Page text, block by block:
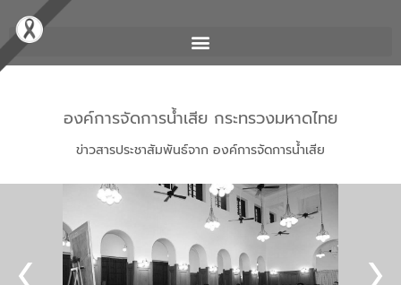
องค์การจัดการน้ำเสีย กระทรวงมหาดไทย
ข่าวสารประชาสัมพันธ์จาก องค์การจัดการน้ำเสีย